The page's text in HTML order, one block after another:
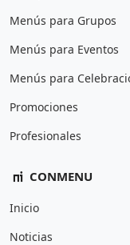
Menús para Grupos
Menús para Eventos
Menús para
Promociones
Profesionales
CONMENU
Inicio
Noticias